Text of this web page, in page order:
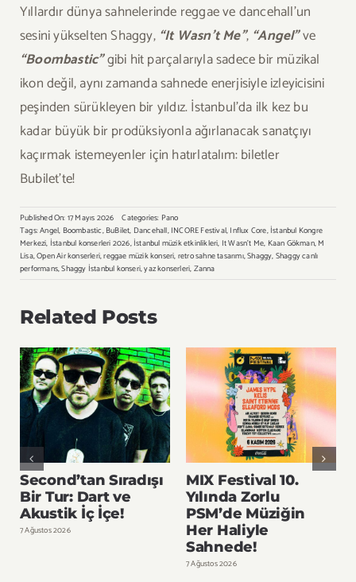
Yıllardır dünya sahnelerinde reggae ve dancehall’un
sesini yükselten Shaggy, “It Wasn’t Me”, “Angel”ve
“Boombastic”gibi hit parçalarıyla sadece bir müzikal
ikon değil, aynı zamanda sahnede enerjisiyle izleyicisini
peşinden sürükleyen bir yıldız. İstanbul’da ilk kez bu
kadar büyük bir prodüksiyonla ağırlanacak sanatçıyı
kaçırmak istemeyenler için hatırlatalım: biletler
Bubilet’te!
Published On: 17 Mayıs 2026 Categories: Pano
Tags:Angel, Boombastic,BuBilet, Dancehall,INCORE Festival,Influx Core,İstanbul Kongre
Merkezi, İstanbul konserleri 2026,İstanbul müzik etkinlikleri, It Wasn’t Me, Kaan Gökman,M
Lisa,Open Air konserleri,reggae müzik konseri,retro sahne tasarımı,Shaggy,Shaggy canlı
performans,Shaggy İstanbul konseri,yaz konserleri,Zanna
Related Posts
Second’tan Sıradışı
Bir Tur: Dart ve
Akustik İç İçe!
7 Ağustos 2026
MIX Festival 10.
Yılında Zorlu
PSM’de Müziğin
Her Haliyle
Sahnede!
7 Ağustos 2026